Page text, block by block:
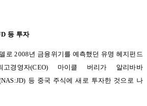
등 투자
로2008년 금융위기를 예측했던 유명 헤지펀드
경영자(CEO) 마이클 버리가 알리바바
등 중국 주식에 새로 투자한 것으로 나